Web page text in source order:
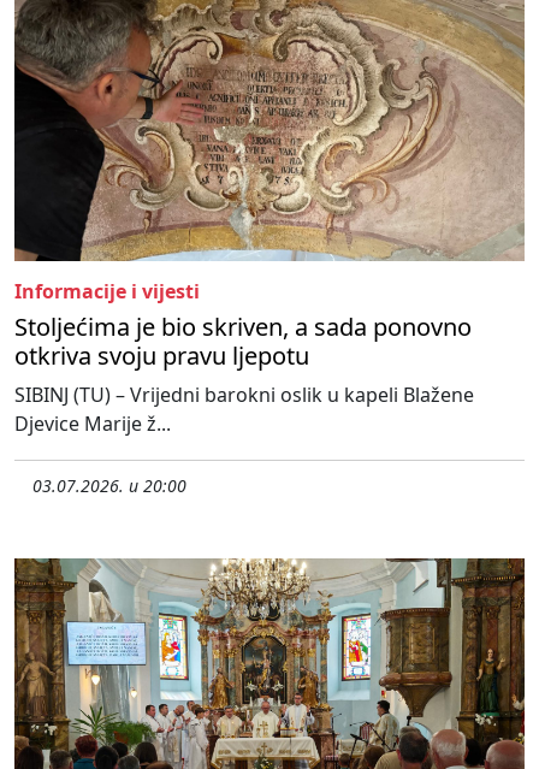
Informacije i vijesti
Stoljećima je bio skriven, a sada ponovno
otkriva svoju pravu ljepotu
SIBINJ (TU) – Vrijedni barokni oslik u kapeli Blažene
Djevice Marije ž...
03.07.2026. u 20:00